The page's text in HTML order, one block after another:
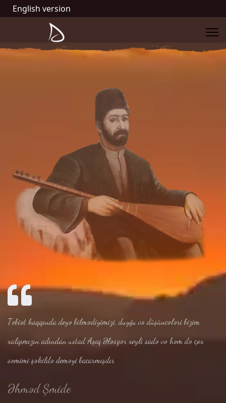
English version
Təbiət haqqında deyə bilmədiyimizi, duyğu və düşüncələri bizim
xalqımızın adından ustad Aşıq Ələsgər xeyli sadə və həm də çox
səmimi şəkildə deməyi bacarmışdır
Əhməd Şmide